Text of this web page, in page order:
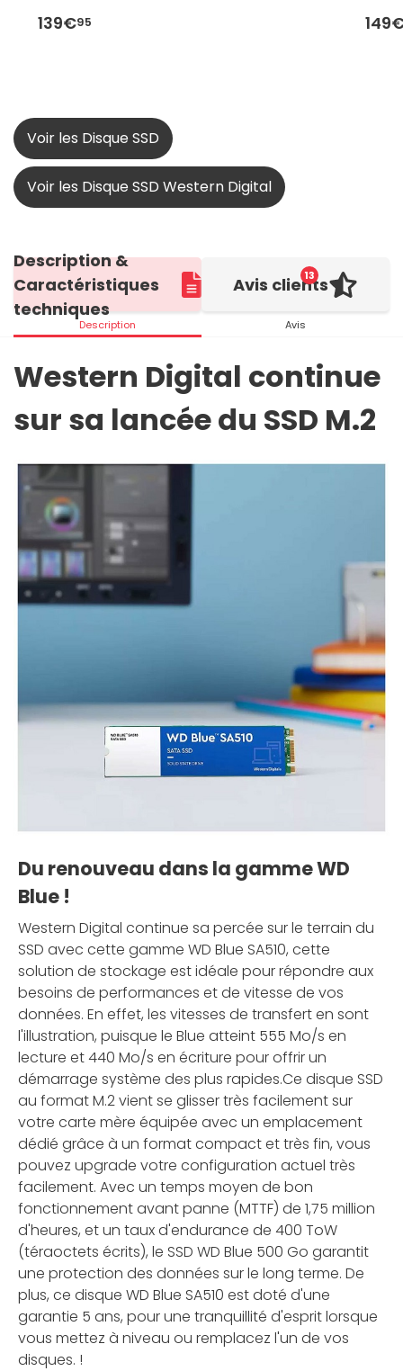
139€95
Voir les Disque SSD
Voir les Disque SSD Western Digital
Description &
Caractéristiques
techniques
Description
13
Avis clients
Avis
Western Digital continue
sur sa lancée du SSD M.2
Du renouveau dans la gamme WD
Blue !
Western Digital continue sa percée sur le terrain du
SSD avec cette gamme WD Blue SA510, cette
solution de stockage est idéale pour répondre aux
besoins de performances et de vitesse de vos
données. En effet, les vitesses de transfert en sont
l'illustration, puisque le Blue atteint 555 Mo/s en
lecture et 440 Mo/s en écriture pour offrir un
démarrage système des plus rapides.Ce disque SSD
au format M.2 vient se glisser très facilement sur
votre carte mère équipée avec un emplacement
dédié grâce à un format compact et très fin, vous
pouvez upgrade votre configuration actuel très
facilement. Avec un temps moyen de bon
fonctionnement avant panne (MTTF) de 1,75 million
d'heures, et un taux d'endurance de 400 ToW
(téraoctets écrits), le SSD WD Blue 500 Go garantit
une protection des données sur le long terme. De
plus, ce disque WD Blue SA510 est doté d'une
garantie 5 ans, pour une tranquillité d'esprit lorsque
vous mettez à niveau ou remplacez l'un de vos
disques. !